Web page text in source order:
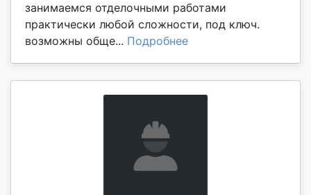
занимаемся отделочными работами
практически любой сложности, под ключ.
возможны обще... Подробнее